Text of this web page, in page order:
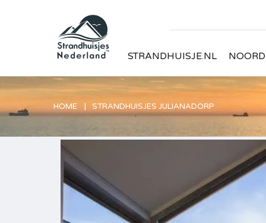
STRANDHUISJE.NL
HOME STRANDHUISJES JULIANADORP